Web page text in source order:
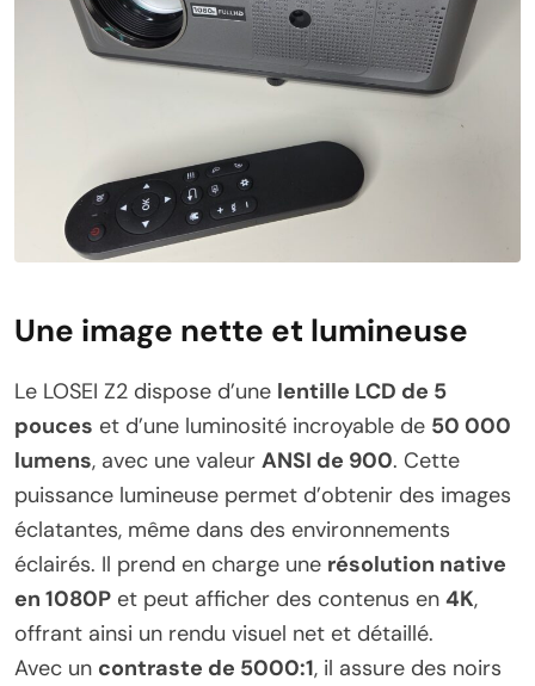
Une image nette et lumineuse
Le LOSEI Z2 dispose d’une lentille LCD de 5
pouces et d’une luminosité incroyable de 50 000
lumens, avec une valeur ANSI de 900. Cette
puissance lumineuse permet d’obtenir des images
éclatantes, même dans des environnements
éclairés. Il prend en charge une résolution native
en 1080P et peut afficher des contenus en 4K,
offrant ainsi un rendu visuel net et détaillé.
Avec un contraste de 5000:1, il assure des noirs